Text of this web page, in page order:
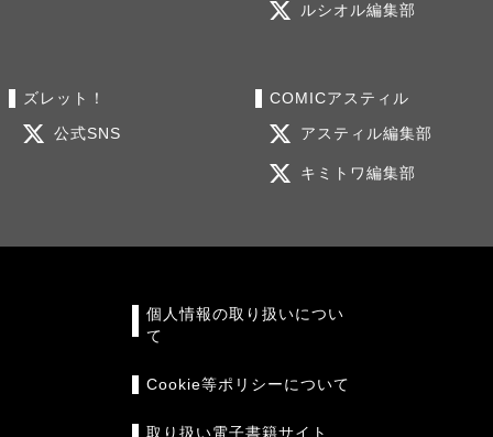
ルシオル編集部
ズレット！
公式SNS
COMICアスティル
アスティル編集部
キミトワ編集部
個人情報の取り扱いについ
て
Cookie等ポリシーについて
取り扱い電子書籍サイト